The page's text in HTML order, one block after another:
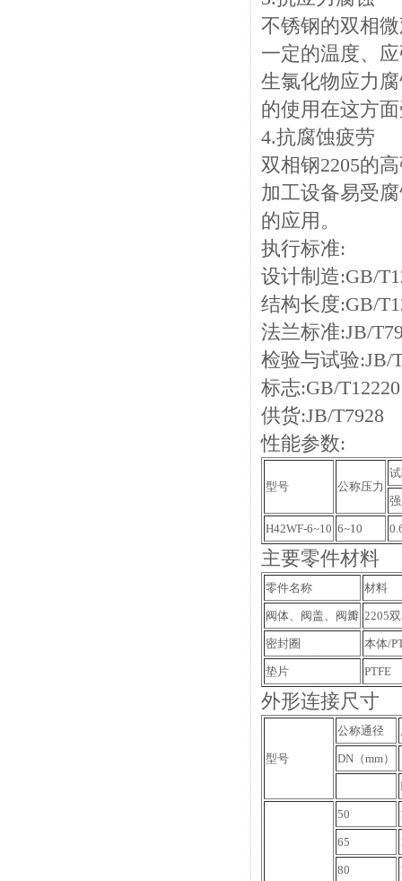
不锈钢的双相
一定的温度、
生氯化物应力
的使用在这方
4.抗腐蚀疲劳
双相钢2205的
加工设备易受
的应用。
执行标准:
设计制造:GB/
结构长度:GB/
法兰标准:JB/
检验与试验:JB/
标志:GB/T12220
供货:JB/T7928
性能参数:
型号 公称压力
H42WF-6~10 6~10
主要零件材料
零件名称 材料
阀体、阀盖、阀瓣 2205
密封圈 本体/
垫片 PTFE
外形连接尺寸
型号
公称通径
DN（mm）
50
65
80